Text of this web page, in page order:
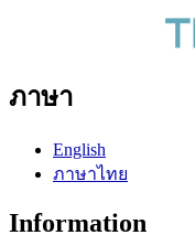
ภาษา
English
ภาษาไทย
Information